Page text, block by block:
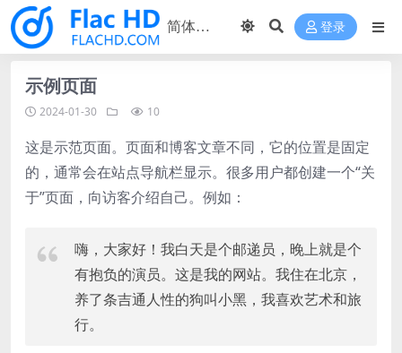
登录
示例页面
2024-01-30 10
这是示范页面。页面和博客文章不同，它的位置是固定
的，通常会在站点导航栏显示。很多用户都创建一个“关
于”页面，向访客介绍自己。例如：
嗨，大家好！我白天是个邮递员，晚上就是个
有抱负的演员。这是我的网站。我住在北京，
养了条吉通人性的狗叫小黑，我喜欢艺术和旅
行。